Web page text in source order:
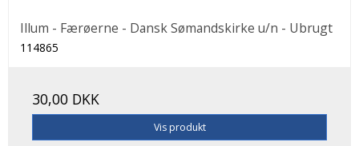
Illum - Færøerne - Dansk Sømandskirke u/n - Ubrugt
114865
30,00 DKK
Vis produkt